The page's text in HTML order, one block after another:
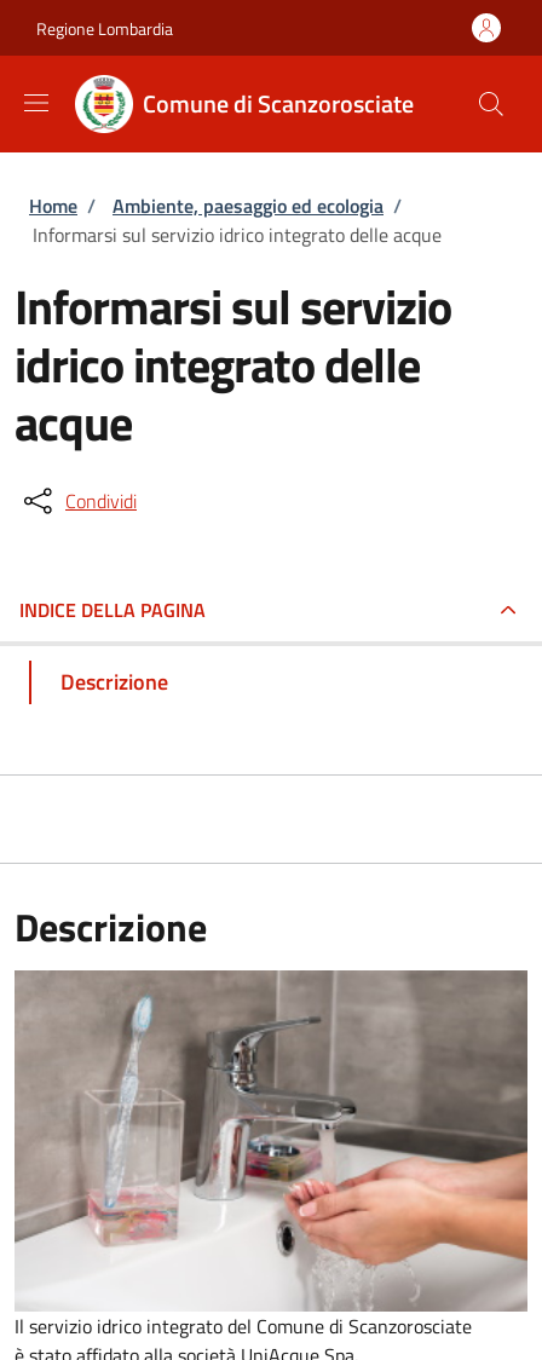
Regione Lombardia
Comune di Scanzorosciate
Briciole di pane
Home / Ambiente, paesaggio ed ecologia /
Informarsi sul servizio idrico integrato delle acque
Informarsi sul servizio
idrico integrato delle
acque
Condividi
INDICE DELLA PAGINA
Descrizione
Descrizione
Il servizio idrico integrato del Comune di Scanzorosciate